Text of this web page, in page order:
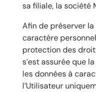
sa filiale, la société
Afin de préserver
caractère
protection des
s’est assurée que
les données à
l’Utilisateur